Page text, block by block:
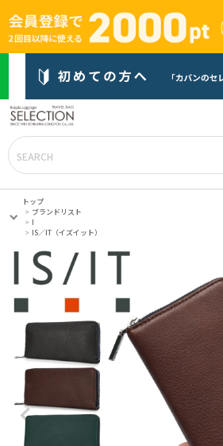
トップ
ブランドリスト
I
IS／IT（イズイット）